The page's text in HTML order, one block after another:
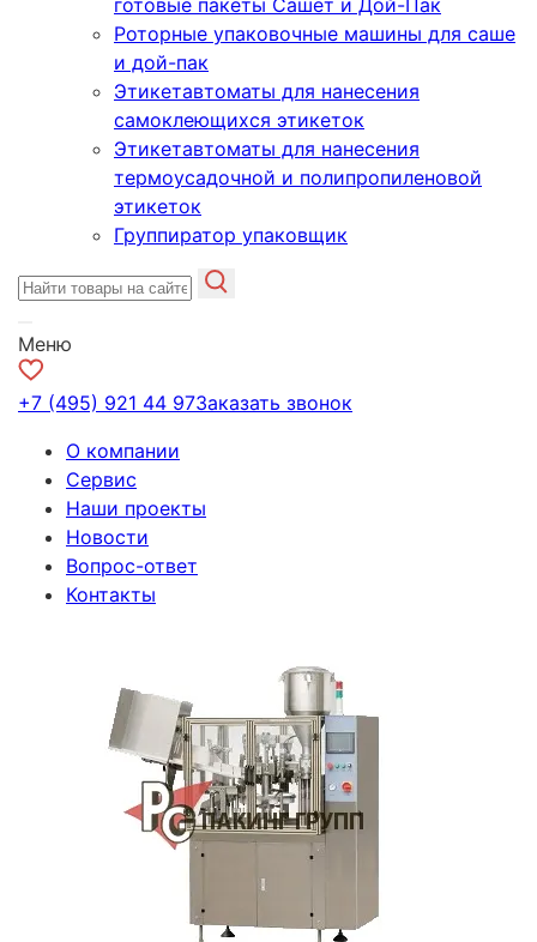
готовые пакеты Сашет и Дой-Пак
Роторные упаковочные машины для саше
и дой-пак
Этикетавтоматы для нанесения
самоклеющихся этикеток
Этикетавтоматы для нанесения
термоусадочной и полипропиленовой
этикеток
Группиратор упаковщик
Меню
+7 (495) 921 44 97Заказать звонок
О компании
Сервис
Наши проекты
Новости
Вопрос-ответ
Контакты